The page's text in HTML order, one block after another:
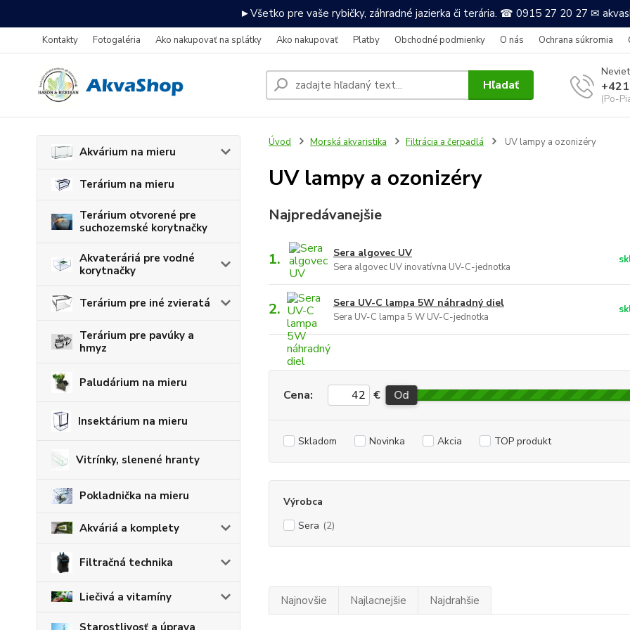
►Všetko pre vaše rybičky, záhradné jazierka či terária. ☎ 0915 27 20 27 ✉
Kontakty Fotogaléria Ako nakupovať na splátky Ako nakupovať Platby Obchodné podmienky O nás Ochrana súkromia
Hľadať
(Po-
Akvárium na mieru
Terárium na mieru
Terárium otvorené pre
suchozemské korytnačky
Akvateráriá pre vodné
korytnačky
Terárium pre iné zvieratá
Terárium pre pavúky a
hmyz
Paludárium na mieru
Insektárium na mieru
Vitrínky, slenené hranty
Pokladnička na mieru
Akváriá a komplety
Filtračná technika
Liečivá a vitamíny
Starostlivosť a úprava
Úvod Morská akvaristika Filtrácia a čerpadlá UV lampy a ozonizéry
UV lampy a ozonizéry
Najpredávanejšie
1. Sera algovec UV
Sera algovec UV inovatívna UV-C-jednotka
2. Sera UV-C lampa 5W náhradný diel
Sera UV-C lampa 5 W UV-C-jednotka
Cena: € Od
Skladom Novinka Akcia TOP produkt
Výrobca
Sera (2)
Najnovšie Najlacnejšie Najdrahšie